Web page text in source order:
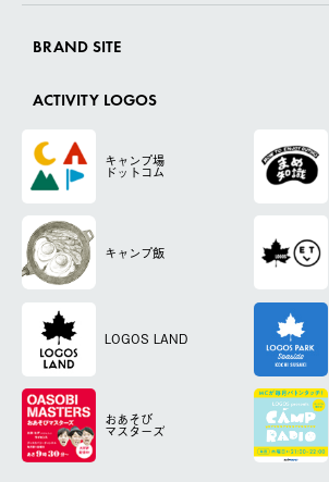
BRAND SITE
ACTIVITY LOGOS
キャンプ場
ドットコム
キャンプ飯
LOGOS LAND
おあそび
マスターズ